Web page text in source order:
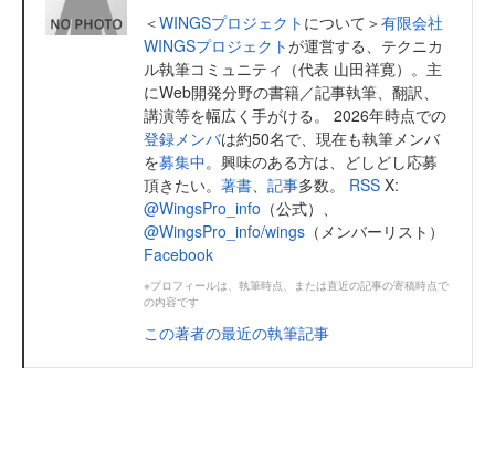
＜WINGSプロジェクト について＞有限会社
WINGSプロジェクトが運営する、テクニカ
ル執筆コミュニティ（代表 山田祥寛）。主
にWeb開発分野の書籍／記事執筆、翻訳、
講演等を幅広く手がける。 2026年時点での
登録メンバは約50名で、現在も執筆メンバ
を募集中。興味のある方は、どしどし応募
頂きたい。 著書 記事多数。 RSS X:
@WingsPro_info （公式）、
@WingsPro_info/wings （メンバーリスト）
Facebook
※プロフィールは、執筆時点、または直近の記事の寄稿時点で
の内容です
この著者の最近の執筆記事